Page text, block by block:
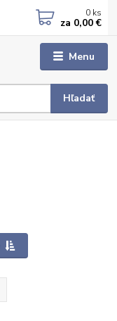
Menu
Hľadať
0 ks
za 0,00 €